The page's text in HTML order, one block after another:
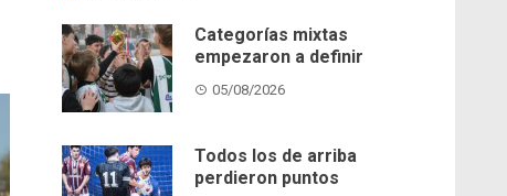
Categorías mixtas
empezaron a definir
05/08/2026
Todos los de arriba
perdieron puntos